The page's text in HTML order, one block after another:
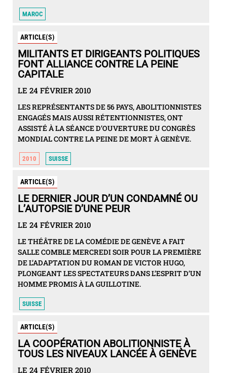
MAROC
ARTICLE(S)
MILITANTS ET DIRIGEANTS POLITIQUES
FONT ALLIANCE CONTRE LA PEINE
CAPITALE
LE 24 FÉVRIER 2010
LES REPRÉSENTANTS DE 56 PAYS, ABOLITIONNISTES
ENGAGÉS MAIS AUSSI RÉTENTIONNISTES, ONT
ASSISTÉ À LA SÉANCE D’OUVERTURE DU CONGRÈS
MONDIAL CONTRE LA PEINE DE MORT À GENÈVE.
2010 SUISSE
ARTICLE(S)
LE DERNIER JOUR D’UN CONDAMNÉ OU
L’AUTOPSIE D’UNE PEUR
LE 24 FÉVRIER 2010
LE THÉÂTRE DE LA COMÉDIE DE GENÈVE A FAIT
SALLE COMBLE MERCREDI SOIR POUR LA PREMIÈRE
DE L’ADAPTATION DU ROMAN DE VICTOR HUGO,
PLONGEANT LES SPECTATEURS DANS L’ESPRIT D’UN
HOMME PROMIS À LA GUILLOTINE.
SUISSE
ARTICLE(S)
LA COOPÉRATION ABOLITIONNISTE À
TOUS LES NIVEAUX LANCÉE À GENÈVE
LE 24 FÉVRIER 2010